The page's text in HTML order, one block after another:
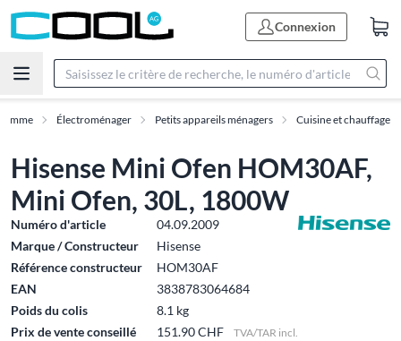
Connexion
Électroménager Petits appareils ménagers Cuisine et chauffage
Hisense Mini Ofen HOM30AF,
Mini Ofen, 30L, 1800W
Numéro d'article
04.09.2009
Marque / Constructeur
Hisense
Référence constructeur
HOM30AF
EAN
3838783064684
Poids du colis
8.1 kg
Prix de vente conseillé
151.90 CHF TVA/TAR incl.